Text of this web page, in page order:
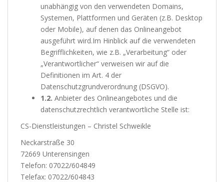
unabhängig von den verwendeten Domains,
Systemen, Plattformen und Geräten (z.B. Desktop
oder Mobile), auf denen das Onlineangebot
ausgeführt wird.Im Hinblick auf die verwendeten
Begrifflichkeiten, wie z.B. „Verarbeitung“ oder
„Verantwortlicher“ verweisen wir auf die
Definitionen im Art. 4 der
Datenschutzgrundverordnung (DSGVO).
1.2. Anbieter des Onlineangebotes und die
datenschutzrechtlich verantwortliche Stelle ist:
CS-Dienstleistungen – Christel Schweikle
Neckarstraße 30
72669 Unterensingen
Telefon: 07022/604849
Telefax: 07022/604843